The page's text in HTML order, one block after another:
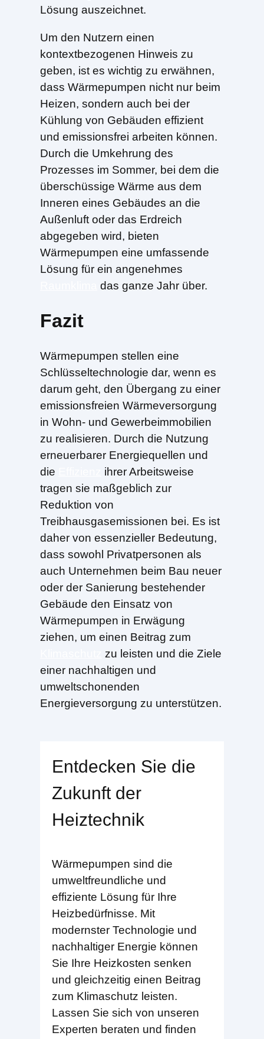
Lösung auszeichnet.
Um den Nutzern einen
kontextbezogenen Hinweis zu
geben, ist es wichtig zu erwähnen,
dass Wärmepumpen nicht nur beim
Heizen, sondern auch bei der
Kühlung von Gebäuden effizient
und emissionsfrei arbeiten können.
Durch die Umkehrung des
Prozesses im Sommer, bei dem die
überschüssige Wärme aus dem
Inneren eines Gebäudes an die
Außenluft oder das Erdreich
abgegeben wird, bieten
Wärmepumpen eine umfassende
Lösung für ein angenehmes
das ganze Jahr über.
Fazit
Wärmepumpen stellen eine
Schlüsseltechnologie dar, wenn es
darum geht, den Übergang zu einer
emissionsfreien Wärmeversorgung
in Wohn- und Gewerbeimmobilien
zu realisieren. Durch die Nutzung
erneuerbarer Energiequellen und
die
ihrer Arbeitsweise
tragen sie maßgeblich zur
Reduktion von
Treibhausgasemissionen bei. Es ist
daher von essenzieller Bedeutung,
dass sowohl Privatpersonen als
auch Unternehmen beim Bau neuer
oder der Sanierung bestehender
Gebäude den Einsatz von
Wärmepumpen in Erwägung
ziehen, um einen Beitrag zum
zu leisten und die Ziele
einer nachhaltigen und
umweltschonenden
Energieversorgung zu unterstützen.
Entdecken Sie die
Zukunft der
Heiztechnik
Wärmepumpen sind die
umweltfreundliche und
effiziente Lösung für Ihre
Heizbedürfnisse. Mit
modernster Technologie und
nachhaltiger Energie können
Sie Ihre Heizkosten senken
und gleichzeitig einen Beitrag
zum Klimaschutz leisten.
Lassen Sie sich von unseren
Experten beraten und finden